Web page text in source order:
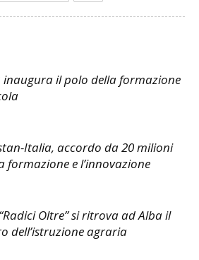
inaugura il polo della formazione
Italia, accordo da 20 milioni
formazione e l’innovazione
Oltre” si ritrova ad Alba il
dell’istruzione agraria